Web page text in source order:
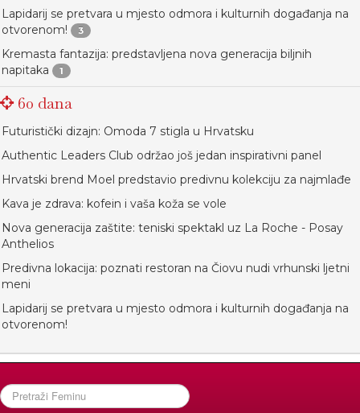
Lapidarij se pretvara u mjesto odmora i kulturnih događanja na
otvorenom!
3
Kremasta fantazija: predstavljena nova generacija biljnih
napitaka
1
60 dana
Futuristički dizajn: Omoda 7 stigla u Hrvatsku
Authentic Leaders Club održao još jedan inspirativni panel
Hrvatski brend Moel predstavio predivnu kolekciju za najmlađe
Kava je zdrava: kofein i vaša koža se vole
Nova generacija zaštite: teniski spektakl uz La Roche - Posay
Anthelios
Predivna lokacija: poznati restoran na Čiovu nudi vrhunski ljetni
meni
Lapidarij se pretvara u mjesto odmora i kulturnih događanja na
otvorenom!